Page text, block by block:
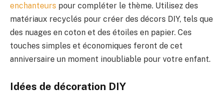
enchanteurs pour compléter le thème. Utilisez des
matériaux recyclés pour créer des décors DIY, tels que
des nuages en coton et des étoiles en papier. Ces
touches simples et économiques feront de cet
anniversaire un moment inoubliable pour votre enfant.
Idées de décoration DIY